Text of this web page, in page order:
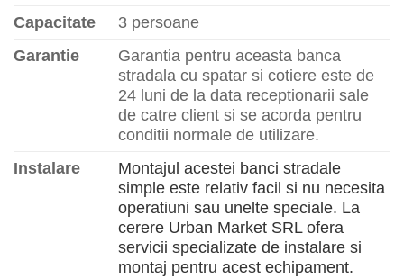
Capacitate
3 persoane
Garantie
Garantia pentru aceasta banca
stradala cu spatar si cotiere este de
24 luni de la data receptionarii sale
de catre client si se acorda pentru
conditii normale de utilizare.
Instalare
Montajul acestei banci stradale
simple este relativ facil si nu necesita
operatiuni sau unelte speciale. La
cerere Urban Market SRL ofera
servicii specializate de instalare si
montaj pentru acest echipament.